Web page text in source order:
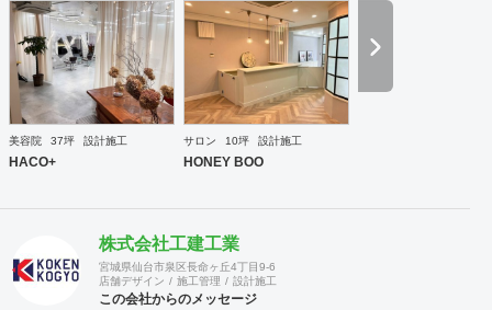
工案件、設計＋造作物の案件、施工案件、造作物制作など、
多様な請負形態が可能です。工場では金属を中心にさまざま
な素材を用いた制作が可能で、例えば通常デザイン性とは無
縁な特定防火設備（鉄扉）などにも高いデザイン性を施すこ
とも可能です。 GRIDFRAME とりかえのきかない空間
https://gridframe.co.jp/ Synes(シネス) 霧のようなやわらか
な空間 http://synes.jp/ SOTOCHIKU 時間の蓄積を取り
込む空間 https://sotochiku.com/
美容院 37坪 設計施工
HACO+
サロン 10坪 設計施工
HONEY BOO
株式会社工建工業
宮城県仙台市泉区長命ヶ丘4丁目9-6
店舗デザイン
施工管理 設計施工
この会社からのメッセージ